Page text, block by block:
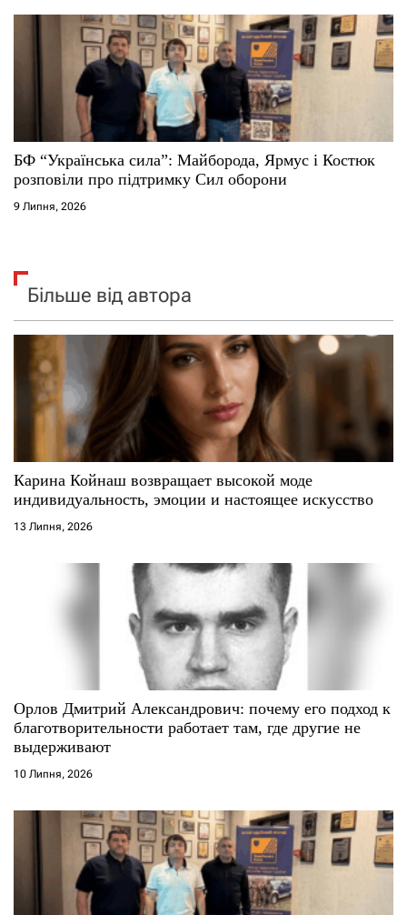
БФ “Українська сила”: Майборода, Ярмус і Костюк
розповіли про підтримку Сил оборони
9 Липня, 2026
Більше від автора
Карина Койнаш возвращает высокой моде
индивидуальность, эмоции и настоящее искусство
13 Липня, 2026
Орлов Дмитрий Александрович: почему его подход к
благотворительности работает там, где другие не
выдерживают
10 Липня, 2026